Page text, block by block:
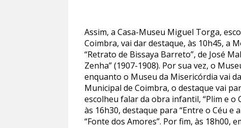
Assim, a Casa-Museu Miguel Torga,
Coimbra, vai dar destaque, às 10h45, a
“Retrato de Bissaya Barreto”, de José
Zenha” (1907-1908). Por sua vez, o
enquanto o Museu da Misericórdia vai
Municipal de Coimbra, o destaque vai
escolheu falar da obra infantil, “Plim e o
às 16h30, destaque para “Entre o Céu
“Fonte dos Amores”. Por fim, às 18h00,